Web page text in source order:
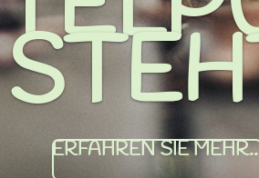
» SPITZPAPRIKA